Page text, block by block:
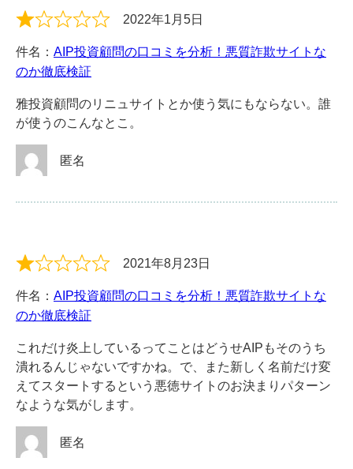
2022年1月5日
件名： AIP投資顧問の口コミを分析！悪質詐欺サイトな
のか徹底検証
雅投資顧問のリニュサイトとか使う気にもならない。誰
が使うのこんなとこ。
匿名
2021年8月23日
件名： AIP投資顧問の口コミを分析！悪質詐欺サイトな
のか徹底検証
これだけ炎上しているってことはどうせAIPもそのうち
潰れるんじゃないですかね。で、また新しく名前だけ変
えてスタートするという悪徳サイトのお決まりパターン
なような気がします。
匿名